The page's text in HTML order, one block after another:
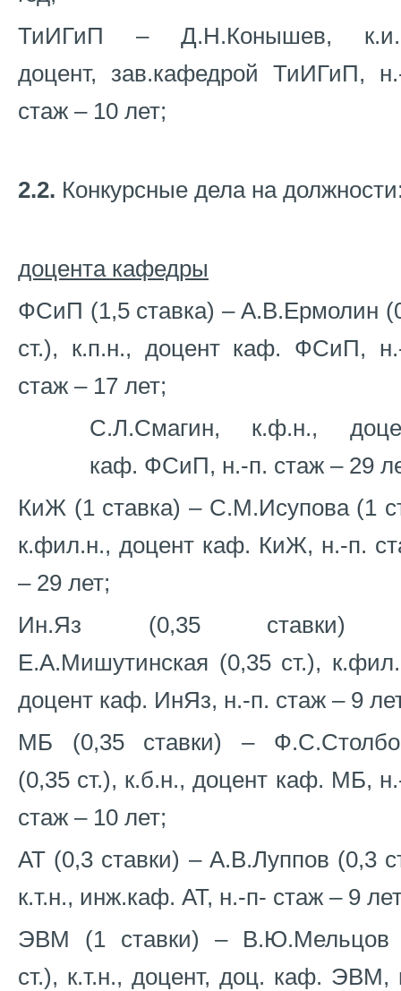
ТиИГиП – Д.Н.Конышев,
доцент, зав.кафедрой ТиИГиП,
стаж – 10 лет;
2.2. Конкурсные дела на
доцента кафедры
ФСиП (1,5 ставка) – А.В.Ермолин
ст.), к.п.н., доцент каф. ФСиП,
стаж – 17 лет;
С.Л.Смагин, к.ф.н.,
каф. ФСиП, н.-п. стаж – 29
КиЖ (1 ставка) – С.М.Исупова (1
к.фил.н., доцент каф. КиЖ, н.-п.
– 29 лет;
Ин.Яз (0,35 ставки)
Е.А.Мишутинская (0,35 ст.),
доцент каф. ИнЯз, н.-п. стаж – 9
МБ (0,35 ставки) –
(0,35 ст.), к.б.н., доцент каф. МБ,
стаж – 10 лет;
АТ (0,3 ставки) – А.В.Луппов (0,3
к.т.н., инж.каф. АТ, н.-п- стаж – 9
ЭВМ (1 ставки) – В.Ю.Мельцов
ст.), к.т.н., доцент, доц. каф. ЭВМ,